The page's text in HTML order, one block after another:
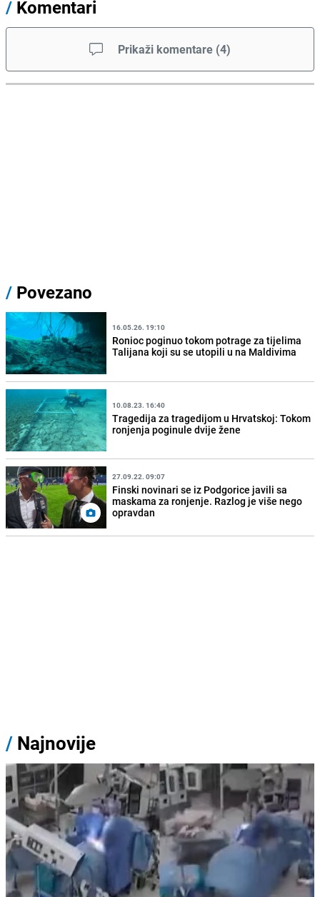
/ Komentari
Prikaži komentare (4)
/ Povezano
16.05.26. 19:10
Ronioc poginuo tokom potrage za tijelima
Talijana koji su se utopili u na Maldivima
10.08.23. 16:40
Tragedija za tragedijom u Hrvatskoj: Tokom
ronjenja poginule dvije žene
27.09.22. 09:07
Finski novinari se iz Podgorice javili sa
maskama za ronjenje. Razlog je više nego
opravdan
/ Najnovije